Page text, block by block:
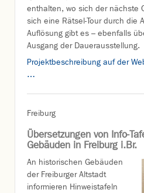
enthalten, wo sich der nächste
sich eine Rätsel-Tour durch die
Auflösung gibt es – ebenfalls
Ausgang der Dauerausstellung.
Projektbeschreibung auf der
…
Freiburg
Übersetzungen von Info-
Gebäuden in Freiburg i.Br.
An historischen Gebäuden
der Freiburger Altstadt
informieren Hinweistafeln